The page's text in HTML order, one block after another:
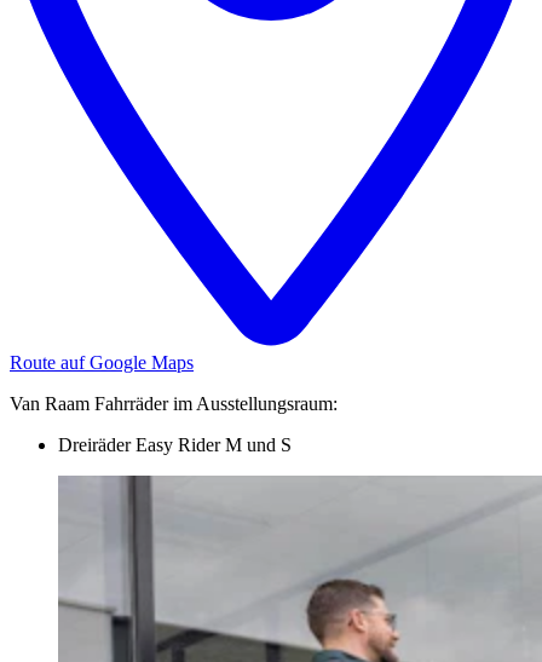
Route auf Google Maps
Van Raam Fahrräder im Ausstellungsraum:
Dreiräder Easy Rider M und S